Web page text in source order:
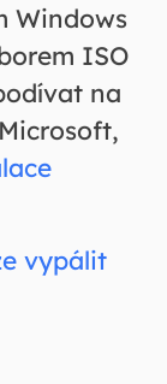
Windows
ISO
na
vypálit